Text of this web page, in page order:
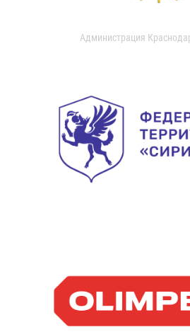
Администрация